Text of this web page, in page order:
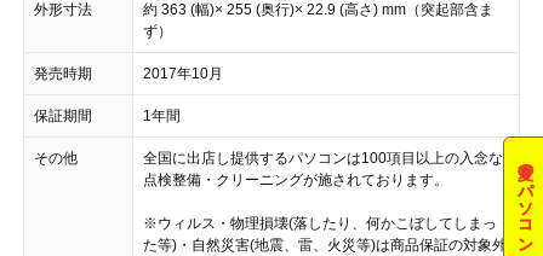
外形寸法
約 363 (幅)× 255 (奥行)× 22.9 (高さ) mm（突起部含ま
ず）
発売時期 2017年10月
保証期間 1年間
その他
全国に出店し提供するパソコンは100項目以上の入念な
点検整備・クリーニングが施されております。
※ウィルス・物理損壊(落したり、何かこぼしてしまっ
た等)・自然災害(地震、雷、火災等)は商品保証の対象外
夏のパソコン祭